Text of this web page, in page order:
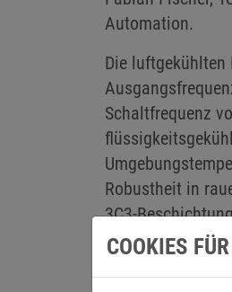
Automation.
Die luftgekühlten
Schaltfrequenz
Robustheit in
3C3-
COOKIES